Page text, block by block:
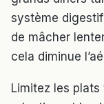
système
de mâcher
cela diminue
Limitez les